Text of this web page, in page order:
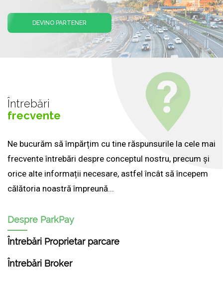
DEVINO PARTENER
Întrebări
frecvente
Ne bucurăm să împărțim cu tine răspunsurile la cele mai
frecvente întrebări despre conceptul nostru, precum și
orice alte informații necesare, astfel încât să începem
călătoria noastră împreună...
Despre ParkPay
Întrebări Proprietar parcare
Întrebări Broker